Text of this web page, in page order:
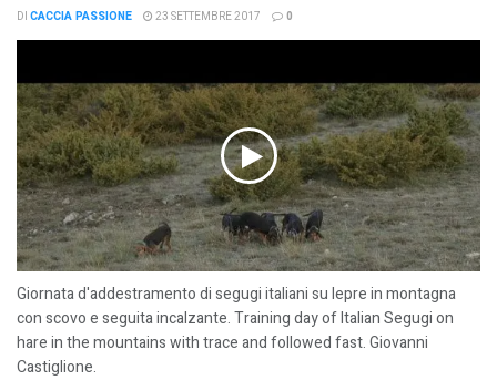
DI CACCIA PASSIONE 23 SETTEMBRE 2017 0
Giornata d'addestramento di segugi italiani su lepre in montagna
con scovo e seguita incalzante. Training day of Italian Segugi on
hare in the mountains with trace and followed fast. Giovanni
Castiglione.